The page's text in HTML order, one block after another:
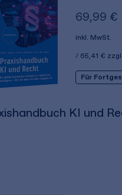
69,99 €
inkl. MwSt.
65,41 €
Für
KI und